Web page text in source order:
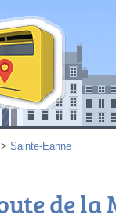
> Sainte-Eanne
de la